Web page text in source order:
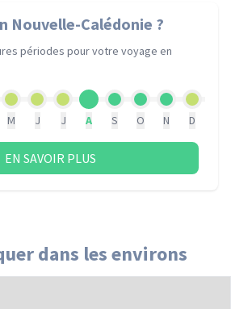
Nouvelle-Calédonie ?
périodes pour votre voyage en
M J J A S O N D
EN SAVOIR PLUS
dans les environs